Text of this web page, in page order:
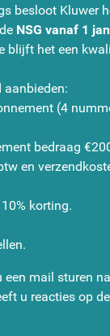
besloot Kluwer
NSG vanaf 1
blijft het een
aanbieden:
(4
bedraag
en
korting.
mail sturen
u reacties op